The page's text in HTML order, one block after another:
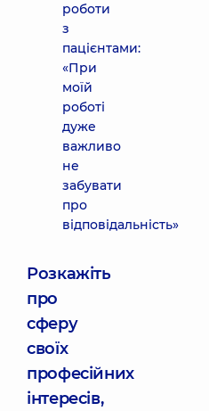
роботи
з
пацієнтами:
«При
моїй
роботі
дуже
важливо
не
забувати
про
відповідальність»
Розкажіть
про
сферу
своїх
професійних
інтересів,